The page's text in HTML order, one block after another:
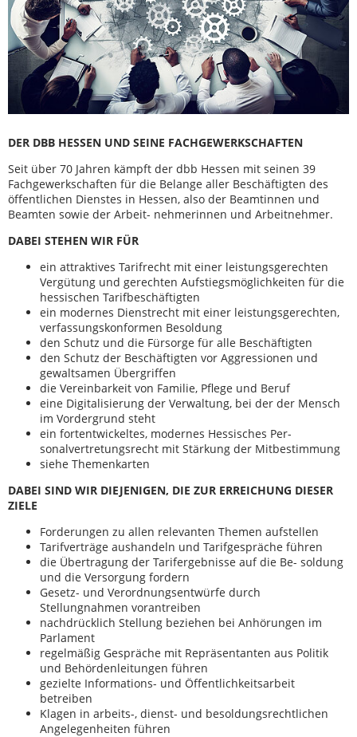
DER DBB HESSEN UND SEINE FACHGEWERKSCHAFTEN
Seit über 70 Jahren kämpft der dbb Hessen mit seinen 39
Fachgewerkschaften für die Belange aller Beschäftigten des
öffentlichen Dienstes in Hessen, also der Beamtinnen und
Beamten sowie der Arbeit- nehmerinnen und Arbeitnehmer.
DABEI STEHEN WIR FÜR
ein attraktives Tarifrecht mit einer leistungsgerechten
Vergütung und gerechten Aufstiegsmöglichkeiten für die
hessischen Tarifbeschäftigten
ein modernes Dienstrecht mit einer leistungsgerechten,
verfassungskonformen Besoldung
den Schutz und die Fürsorge für alle Beschäftigten
den Schutz der Beschäftigten vor Aggressionen und
gewaltsamen Übergriffen
die Vereinbarkeit von Familie, Pflege und Beruf
eine Digitalisierung der Verwaltung, bei der der Mensch
im Vordergrund steht
ein fortentwickeltes, modernes Hessisches Per-
sonalvertretungsrecht mit Stärkung der Mitbestimmung
siehe Themenkarten
DABEI SIND WIR DIEJENIGEN, DIE ZUR ERREICHUNG DIESER
ZIELE
Forderungen zu allen relevanten Themen aufstellen
Tarifverträge aushandeln und Tarifgespräche führen
die Übertragung der Tarifergebnisse auf die Be- soldung
und die Versorgung fordern
Gesetz- und Verordnungsentwürfe durch
Stellungnahmen vorantreiben
nachdrücklich Stellung beziehen bei Anhörungen im
Parlament
regelmäßig Gespräche mit Repräsentanten aus Politik
und Behördenleitungen führen
gezielte Informations- und Öffentlichkeitsarbeit
betreiben
Klagen in arbeits-, dienst- und besoldungsrechtlichen
Angelegenheiten führen